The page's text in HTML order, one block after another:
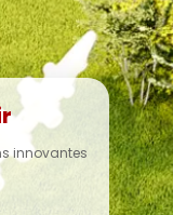
innovantes